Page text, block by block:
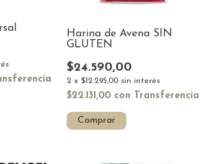
Harina de Avena SIN
GLUTEN
$24.590,00
2 x $12.295,00 sin interés
$22.131,00 con Transferencia
Comprar